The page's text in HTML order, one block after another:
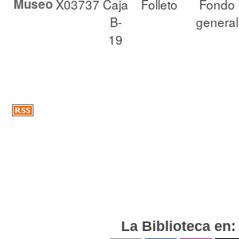
MuseoX03737 Caja
B-
19
Folleto
Fondo
general
La Biblioteca en: